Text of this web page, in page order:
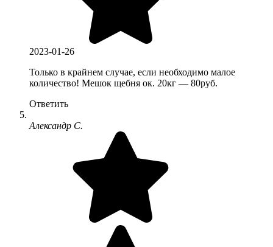
2023-01-26
Только в крайнем случае, если необходимо малое
количество! Мешок щебня ок. 20кг — 80руб.
Ответить
Александр С.